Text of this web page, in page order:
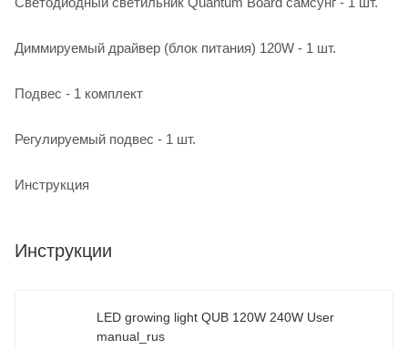
Диммируемый драйвер (блок питания) 120W - 1 шт.
Подвес - 1 комплект
Регулируемый подвес - 1 шт.
Инструкция
Инструкции
LED growing light QUB 120W 240W User
manual_rus